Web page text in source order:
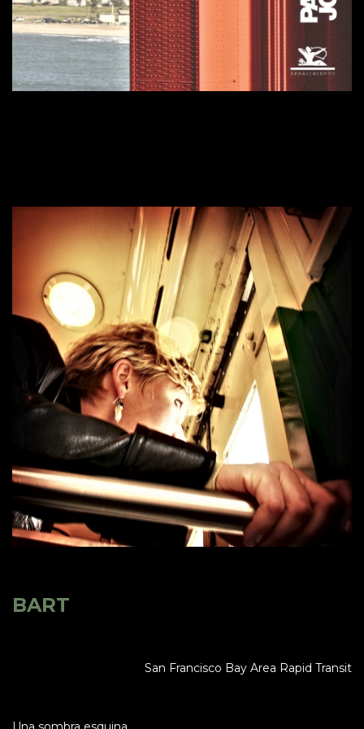
BART
San Francisco Bay Area Rapid Transit